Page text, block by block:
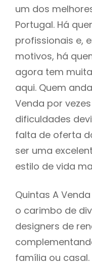
um dos
Portugal. Há
profissionais e,
motivos, há
agora tem
aqui. Quem
Venda por
dificuldades
falta de oferta
ser uma
estilo de vida
Quintas A
o carimbo de
designers de
família ou casal.